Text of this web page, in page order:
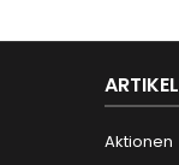
ARTIKEL
Aktionen